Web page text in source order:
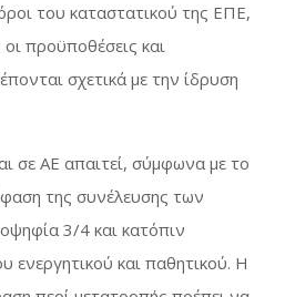
του καταστατικού της ΕΠΕ,
προϋποθέσεις και
σχετικά με την ίδρυση
σε ΑΕ απαιτεί, σύμφωνα με το
της συνέλευσης των
3/4 και κατόπιν
ενεργητικού και παθητικού. Η